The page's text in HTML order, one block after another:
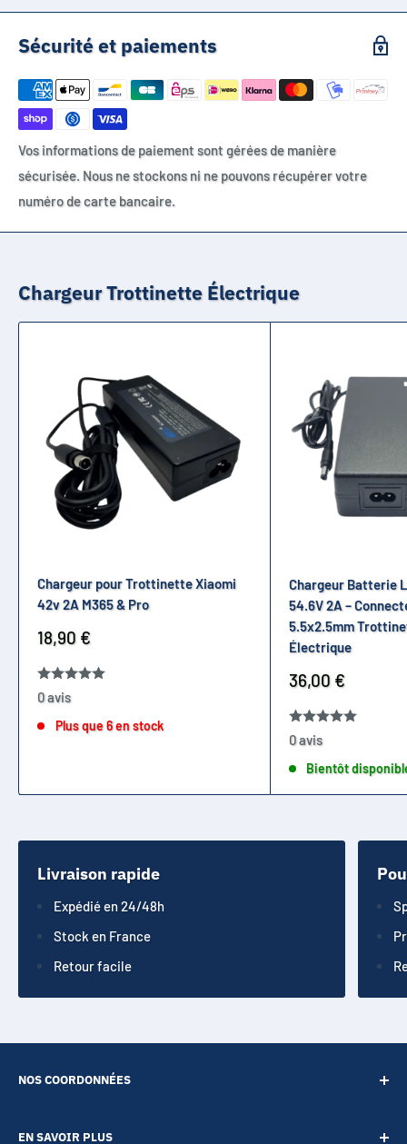
Sécurité et paiements
Vos informations de paiement sont gérées de manière
sécurisée. Nous ne stockons ni ne pouvons récupérer votre
numéro de carte bancaire.
Chargeur Trottinette Électrique
Chargeur pour Trottinette Xiaomi
42v 2A M365 & Pro
Prix
réduit
18,90 €
0 avis
Plus que 6 en stock
Chargeur Batterie
54.6V 2A –
5.5x2.5mm
Électrique
Prix
réduit
36,00 €
0 avis
Bientôt
Livraison rapide
Expédié en 24/48h
Stock en France
Retour facile
NOS COORDONNÉES
EN SAVOIR PLUS